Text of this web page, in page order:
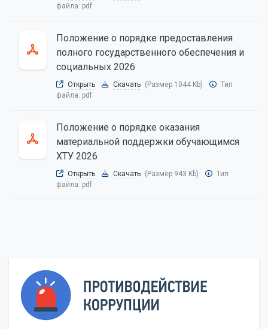
файла: pdf
Положение о порядке предоставления
полного государственного обеспечения и
социальных 2026
Открыть Скачать (Размер 1044 Kb)
Тип
файла: pdf
Положение о порядке оказания
материальной поддержки обучающимся
ХТУ 2026
Открыть Скачать (Размер 943 Kb)
Тип
файла: pdf